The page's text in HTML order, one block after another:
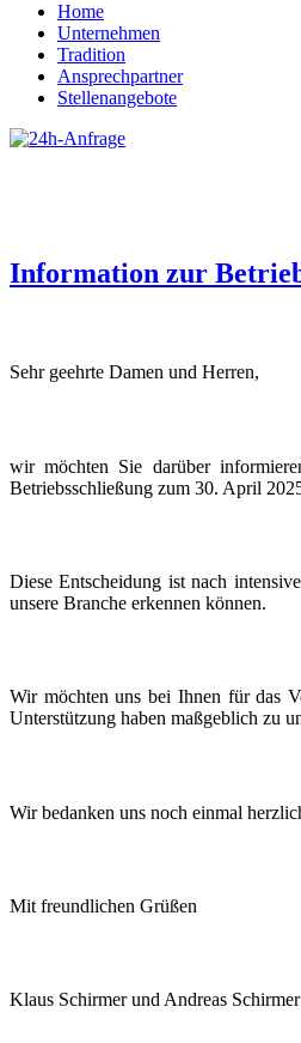
Home
Unternehmen
Tradition
Ansprechpartner
Stellenangebote
Information zur
Sehr geehrte Damen und Herren,
wir möchten Sie darüber
Betriebsschließung zum 30. April
Diese Entscheidung ist nach
unsere Branche erkennen können.
Wir möchten uns bei Ihnen für das
Unterstützung haben maßgeblich zu
Wir bedanken uns noch einmal
Mit freundlichen Grüßen
Klaus Schirmer und Andreas Schirmer